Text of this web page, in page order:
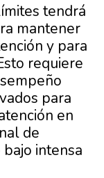
tendrá
mantener
y para
requiere
para
en
de
intensa